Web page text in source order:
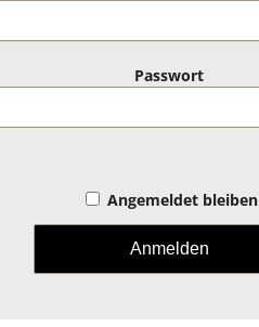
Passwort
Angemeldet bleiben